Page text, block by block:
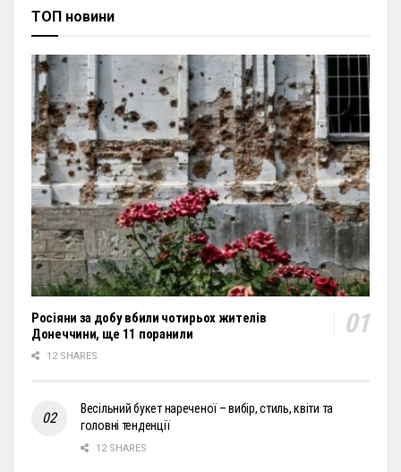
ТОП новини
Росіяни за добу вбили чотирьох жителів
Донеччини, ще 11 поранили
12 SHARES
Весільний букет нареченої – вибір, стиль, квіти та
головні тенденції
12 SHARES